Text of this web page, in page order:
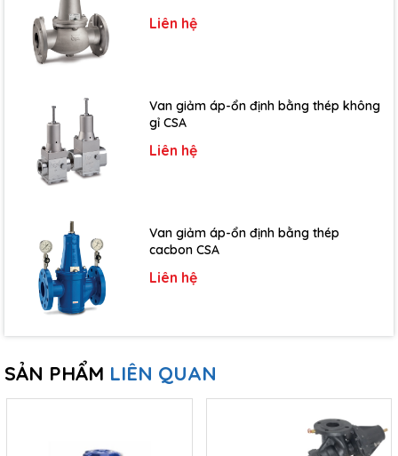
Hotline:0815 005 242/ 0941 970 666
Hỗ trợ tư vấn kỹ thuật:
0986 706 307
Fax:(024) 3791 4807
Cam kết hàng chính hãng 100%, đầy đủ CO, CQ, PL, giá cả
cạnh tranh nhất trên thị trường!
Liên hệ
Van giảm áp-ổn định bằng thép không
gỉ CSA
Liên hệ
Van giảm áp-ổn định bằng thép
cacbon CSA
Liên hệ
SẢN PHẨM LIÊN QUAN